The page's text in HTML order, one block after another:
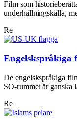
Film som
underhållningskälla,
Re
Engelskspråkiga
De engelskspråkiga
SO-rummet är ganska
Re